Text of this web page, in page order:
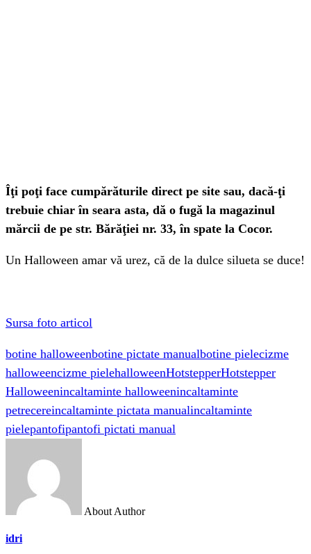
Îţi poţi face cumpărăturile direct pe site sau, dacă-ţi
trebuie chiar în seara asta, dă o fugă la magazinul
mărcii de pe str. Bărăţiei nr. 33, în spate la Cocor.
Un Halloween amar vă urez, că de la dulce silueta se duce!
Sursa foto articol
botine halloweenbotine pictate manualbotine pielecizme
halloweencizme pielehalloweenHotstepperHotstepper
Halloweenincaltaminte halloweenincaltaminte
petrecereincaltaminte pictata manualincaltaminte
pielepantofipantofi pictati manual
About Author
idri